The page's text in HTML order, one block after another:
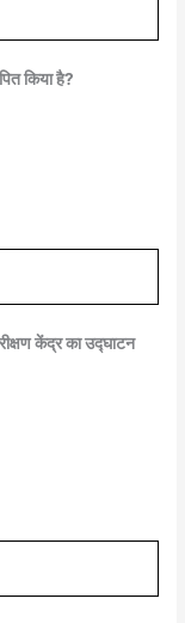
किया है?
केंद्र का उद्घाटन